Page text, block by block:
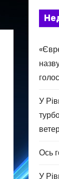
У
Ось
У